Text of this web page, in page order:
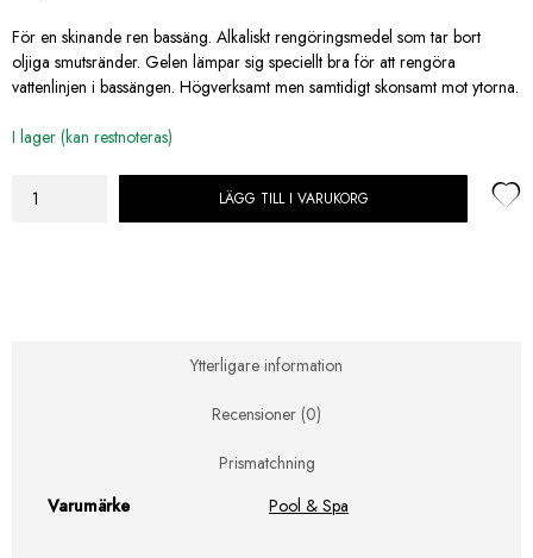
För en skinande ren bassäng. Alkaliskt rengöringsmedel som tar bort
oljiga smutsränder. Gelen lämpar sig speciellt bra för att rengöra
vattenlinjen i bassängen. Högverksamt men samtidigt skonsamt mot ytorna.
I lager (kan restnoteras)
Cleaner
LÄGG TILL I VARUKORG
Ytterligare information
Recensioner (0)
Prismatchning
Varumärke
Pool & Spa